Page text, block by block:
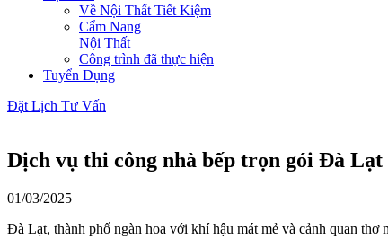
Về Nội Thất Tiết Kiệm
Cẩm Nang
Nội Thất
Công trình đã thực hiện
Tuyển Dụng
Đặt Lịch Tư Vấn
Dịch vụ thi công nhà bếp trọn gói Đà Lạt
01/03/2025
Đà Lạt, thành phố ngàn hoa với khí hậu mát mẻ và cảnh quan